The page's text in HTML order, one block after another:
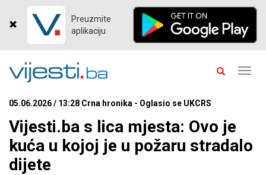
Preuzmite
aplikaciju
05.06.2026 / 13:28 Crna hronika - Oglasio se UKCRS
Vijesti.ba s lica mjesta: Ovo je
kuća u kojoj je u požaru stradalo
dijete